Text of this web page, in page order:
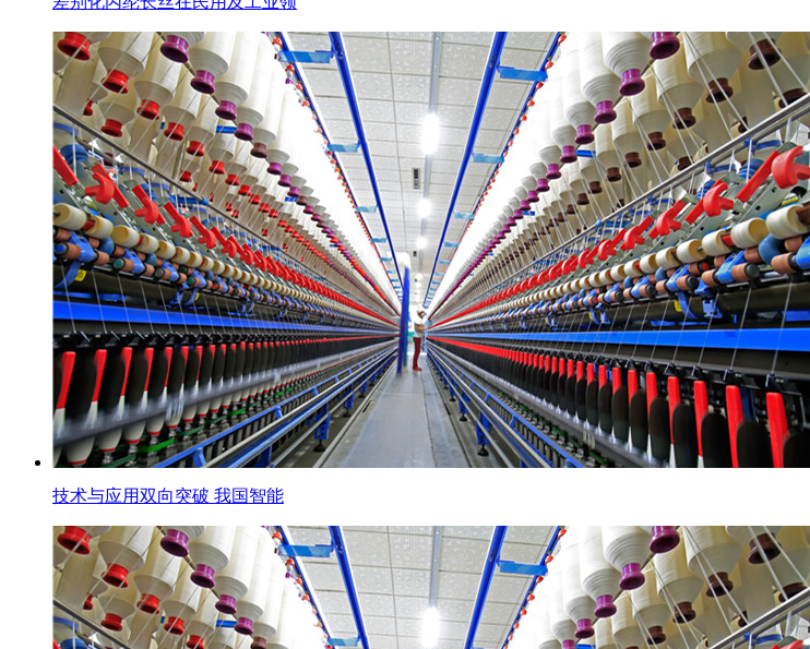
技术与应用双向突破 我国智能